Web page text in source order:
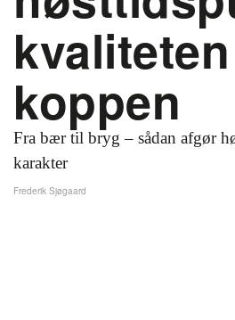
koppen
Fra bær til bryg – sådan afgør
karakter
Frederik Sjøgaard